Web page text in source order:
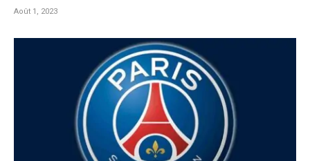
Août 1, 2023